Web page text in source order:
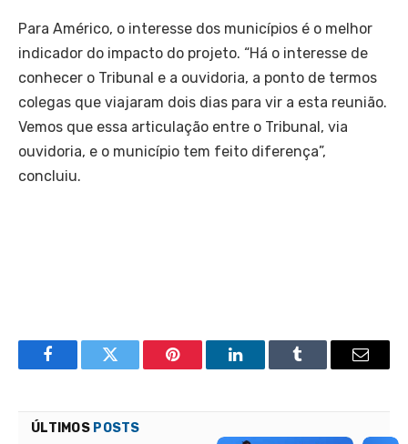
Para Américo, o interesse dos municípios é o melhor
indicador do impacto do projeto. “Há o interesse de
conhecer o Tribunal e a ouvidoria, a ponto de termos
colegas que viajaram dois dias para vir a esta reunião.
Vemos que essa articulação entre o Tribunal, via
ouvidoria, e o município tem feito diferença”,
concluiu.
FacebookTwitter Pinterest LinkedInTumblr Email
ÚLTIMOS POSTS